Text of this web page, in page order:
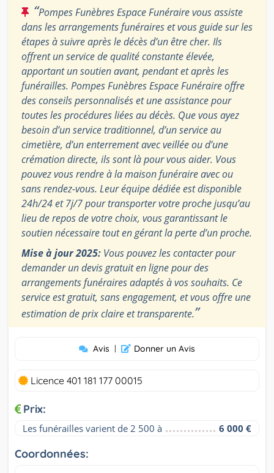
“Pompes Funèbres Espace Funéraire vous assiste
dans les arrangements funéraires et vous guide sur les
étapes à suivre après le décès d’un être cher. Ils
offrent un service de qualité constante élevée,
apportant un soutien avant, pendant et après les
funérailles. Pompes Funèbres Espace Funéraire offre
des conseils personnalisés et une assistance pour
toutes les procédures liées au décès. Que vous ayez
besoin d’un service traditionnel, d’un service au
cimetière, d’un enterrement avec veillée ou d’une
crémation directe, ils sont là pour vous aider. Vous
pouvez vous rendre à la maison funéraire avec ou
sans rendez-vous. Leur équipe dédiée est disponible
24h/24 et 7j/7 pour transporter votre proche jusqu’au
lieu de repos de votre choix, vous garantissant le
soutien nécessaire tout en gérant la perte d’un proche.
Mise à jour 2025: Vous pouvez les contacter pour
demander un devis gratuit en ligne pour des
arrangements funéraires adaptés à vos souhaits. Ce
service est gratuit, sans engagement, et vous offre une
estimation de prix claire et transparente.”
Avis | Donner un Avis
Licence 401 181 177 00015
Prix:
Les funérailles varient de 2 500 à 6 000 €
Coordonnées: